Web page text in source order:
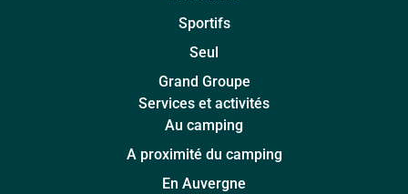
Sportifs
Seul
Grand Groupe
Services et activités
Au camping
A proximité du camping
En Auvergne